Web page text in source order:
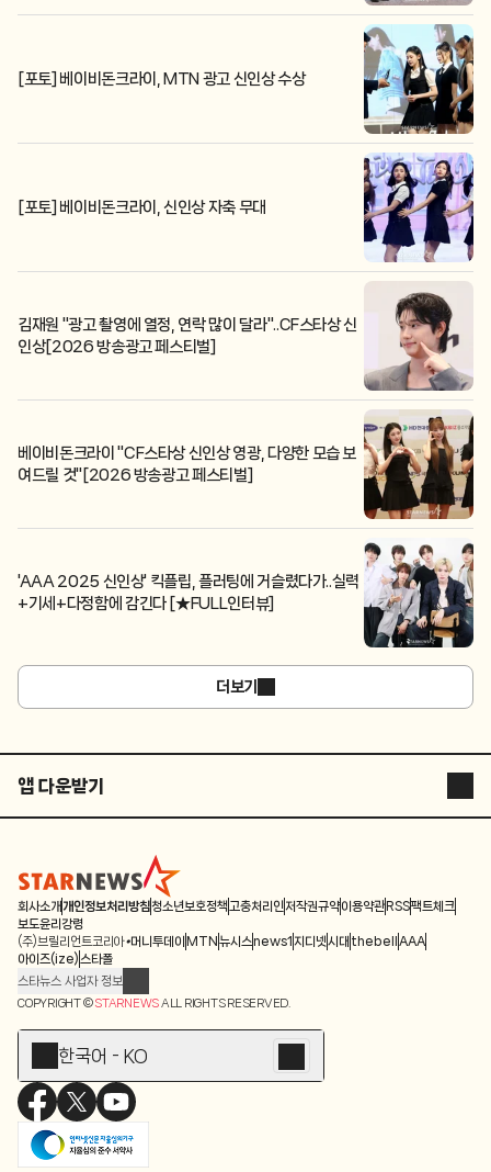
[포토] 베이비돈크라이, MTN 광고 신인상 수상
[포토] 베이비돈크라이, 신인상 자축 무대
김재원 "광고 촬영에 열정, 연락 많이 달라"..CF스타상 신
인상[2026 방송광고 페스티벌]
베이비돈크라이 "CF스타상 신인상 영광, 다양한 모습 보
여드릴 것"[2026 방송광고 페스티벌]
'AAA 2025 신인상' 킥플립, 플러팅에 거슬렸다가..실력
+기세+다정함에 감긴다 [★FULL인터뷰]
더보기
앱 다운받기
STARPOLL
회사소개 개인정보처리방침청소년보호정책 고충처리인저작권규약이용약관 RSS팩트체크
보도윤리강령
(주)브릴리언트코리아 머니투데이 MTN 뉴시스news1 지디넷시대 thebell AAA
아이즈(ize) 스타폴
스타뉴스 사업자 정보
주소: 서울시 종로구 청계천로 11(서린동, 청계한국빌딩)
청소년 보호책임자: 문완식
등록번호:서울 아01055
등록일:2009.12.10
제호:스타뉴스
발행일:2009.12.10
전화번호: 02-767-6843ㆍ02-724-0985
COPYRIGHT ©STARNEWSALL RIGHTS RESERVED.
한국어 - KO